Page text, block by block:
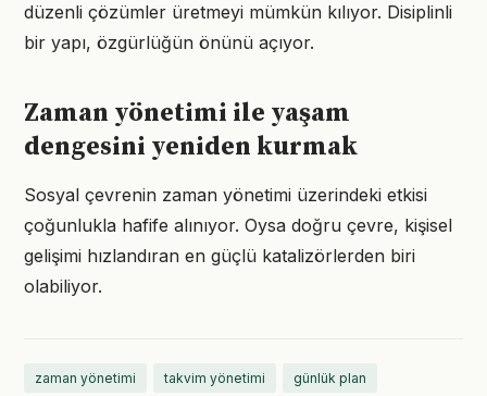
düzenli çözümler üretmeyi mümkün kılıyor. Disiplinli
bir yapı, özgürlüğün önünü açıyor.
Zaman yönetimi ile yaşam
dengesini yeniden kurmak
Sosyal çevrenin zaman yönetimi üzerindeki etkisi
çoğunlukla hafife alınıyor. Oysa doğru çevre, kişisel
gelişimi hızlandıran en güçlü katalizörlerden biri
olabiliyor.
zaman yönetimi takvim yönetimi günlük plan